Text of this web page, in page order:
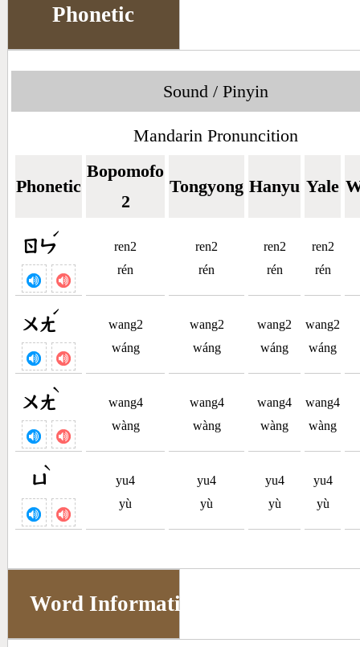
Phonetic
Sound / Pinyin
Mandarin Pronuncition
Phonetic
Bopomofo
2
Tongyong Hanyu Yale
ㄖㄣ
ˊ
ren2
rén
ren2
rén
ren2
rén
ren2
rén
ㄨㄤ
ˊ
wang2
wáng
wang2
wáng
wang2
wáng
wang2
wáng
ㄨㄤ
ˋ
wang4
wàng
wang4
wàng
wang4
wàng
wang4
wàng
ㄩ
ˋ
yu4
yù
yu4
yù
yu4
yù
yu4
yù
Word Information